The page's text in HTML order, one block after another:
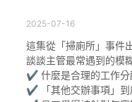
2025-07-16
這集從「掃廁所」事件
談談主管最常遇到的模
✔ 什麼是合理的工作分
✔ 「其他交辦事項」到